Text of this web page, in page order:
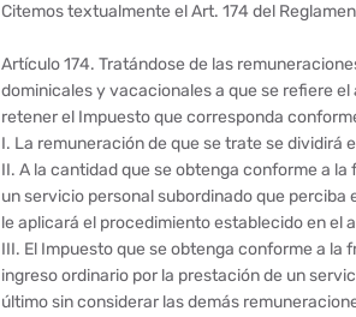
Citemos textualmente el Art. 174 del
Artículo 174. Tratándose de las
dominicales y vacacionales a que se refiere
retener el Impuesto que corresponda
I. La remuneración de que se trate se dividirá
II. A la cantidad que se obtenga conforme a
un servicio personal subordinado que
le aplicará el procedimiento establecido en el
III. El Impuesto que se obtenga conforme a
ingreso ordinario por la prestación de un
último sin considerar las demás